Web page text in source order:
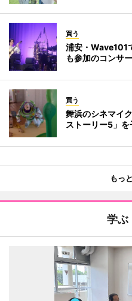
買う
浦安・Wave101
も参加のコンサ
買う
舞浜のシネマイ
ストーリー5」
もっ
学ぶ